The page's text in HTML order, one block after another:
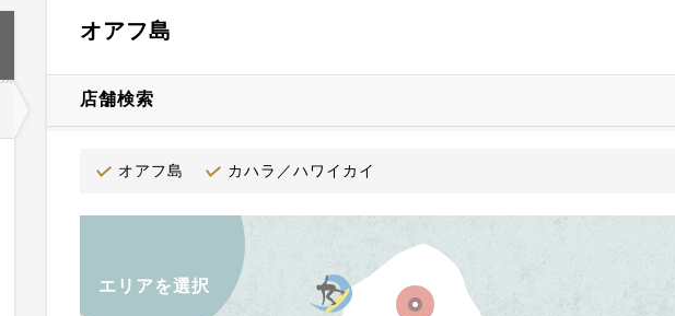
オアフ島
店舗検索
オアフ島 カハラ／ハワイカイ
エリアを選択